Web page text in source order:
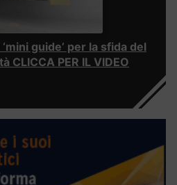
guide’ per la sfida del
CLICCA PER IL VIDEO